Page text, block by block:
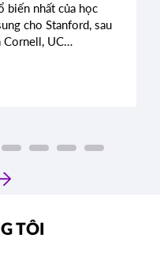
biến nhất của học
cho Stanford, sau
UC
›
TÔI